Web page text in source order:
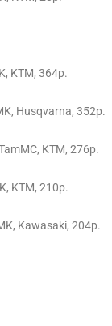
KTM, 364p.
Husqvarna, 352p.
KTM, 276p.
KTM, 210p.
Kawasaki, 204p.